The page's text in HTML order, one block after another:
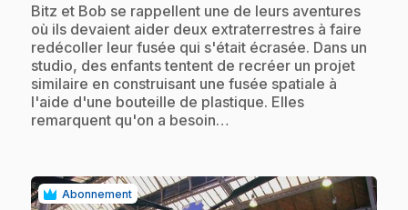
.Bitz et Bob se rappellent une de leurs aventures
où ils devaient aider deux extraterrestres à faire
redécoller leur fusée qui s'était écrasée. Dans un
studio, des enfants tentent de recréer un projet
similaire en construisant une fusée spatiale à
l'aide d'une bouteille de plastique. Elles
remarquent qu'on a besoin…
Abonnement